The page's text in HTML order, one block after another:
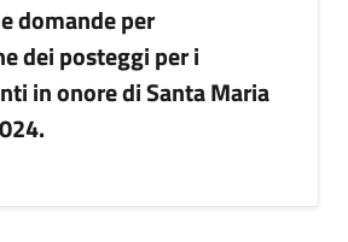
domande per
dei posteggi per i
in onore di Santa Maria